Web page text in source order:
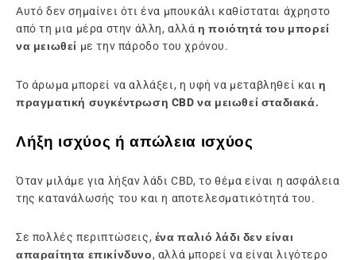
Αυτό δεν σημαίνει ότι ένα μπουκάλι καθίσταται άχρηστο
από τη μια μέρα στην άλλη, αλλάη ποιότητά του μπορεί
να μειωθεί με την πάροδο του χρόνου.
Το άρωμα μπορεί να αλλάξει, η υφή να μεταβληθεί καιη
πραγματική συγκέντρωση CBD να μειωθεί σταδιακά.
Λήξη ισχύος ή απώλεια ισχύος
Όταν μιλάμε για λήξαν λάδι CBD, το θέμα είναι η ασφάλεια
της κατανάλωσής του και η αποτελεσματικότητά του.
Σε πολλές περιπτώσεις, ένα παλιό λάδι δεν είναι
απαραίτητα επικίνδυνο, αλλά μπορεί να είναι λιγότερο